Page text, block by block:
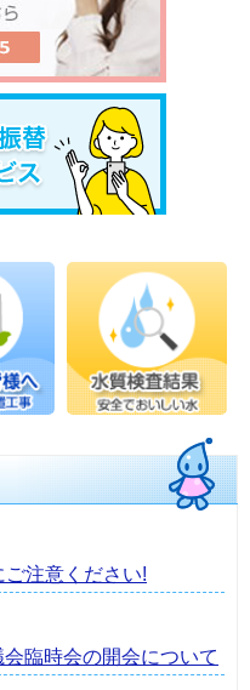
注意ください!
臨時会の開会について